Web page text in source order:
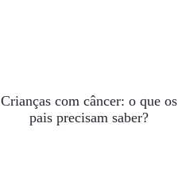
ESGOTADO
Crianças com câncer: o que os
pais precisam saber?